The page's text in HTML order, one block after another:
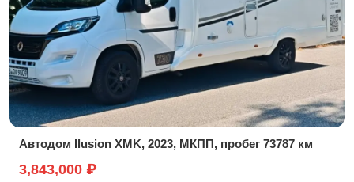
Автодом Ilusion XMK, 2023, МКПП, пробег 73787 км
3,843,000 ₽